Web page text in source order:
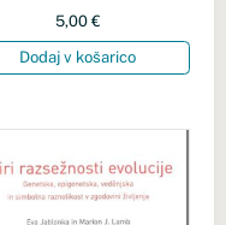
5,00 €
Dodaj v košarico